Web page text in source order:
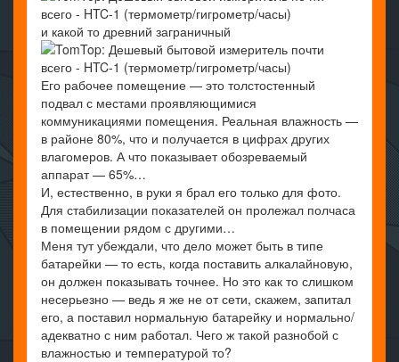
и какой то древний заграничный
Его рабочее помещение — это толстостенный
подвал с местами проявляющимися
коммуникациями помещения. Реальная влажность —
в районе 80%, что и получается в цифрах других
влагомеров. А что показывает обозреваемый
аппарат — 65%…
И, естественно, в руки я брал его только для фото.
Для стабилизации показателей он пролежал полчаса
в помещении рядом с другими…
Меня тут убеждали, что дело может быть в типе
батарейки — то есть, когда поставить алкалайновую,
он должен показывать точнее. Но это как то слишком
несерьезно — ведь я же не от сети, скажем, запитал
его, а поставил нормальную батарейку и нормально/
адекватно с ним работал. Чего ж такой разнобой с
влажностью и температурой то?